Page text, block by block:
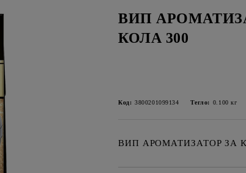
ВИП
КОЛА 300
Код: 3800201099134 Тегло: 0.100 кг
ВИП АРОМАТИЗАТОР ЗА